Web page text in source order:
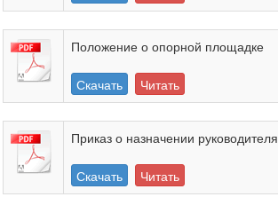
Положение о опорной площадке
Скачать Читать
Приказ о назначении руководителя
Скачать Читать